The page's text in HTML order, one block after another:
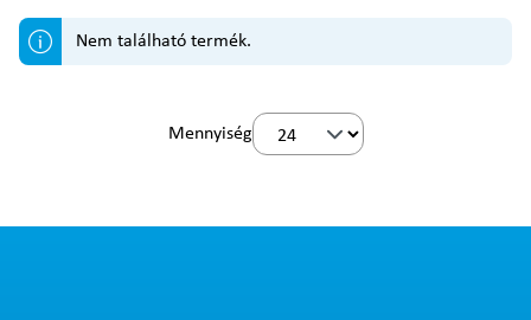
Nem található termék.
Mennyiség